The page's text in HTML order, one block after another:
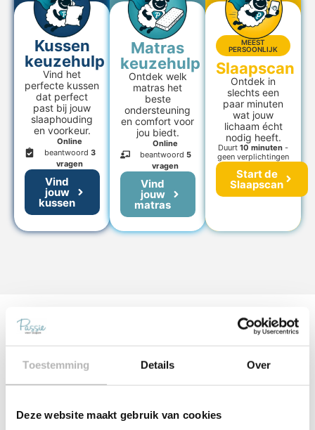
Toestemming Details Over
Deze website maakt gebruik van cookies
Kussen
keuzehulp
Vind het
perfecte kussen
dat perfect
past bij jouw
slaaphouding
en voorkeur.
Online
beantwoord 3
vragen
Vind
jouw
kussen
Matras
keuzehulp
Ontdek welk
matras het
beste
ondersteuning
en comfort voor
jou biedt.
Online
beantwoord 5
vragen
Vind
jouw
matras
MEEST
PERSOONLIJK
Slaapscan
Ontdek in
slechts een
paar minuten
wat jouw
lichaam écht
nodig heeft.
Duurt 10 minuten -
geen verplichtingen
Start de
Slaapscan
Alle merken bij Passie
voor Slapen